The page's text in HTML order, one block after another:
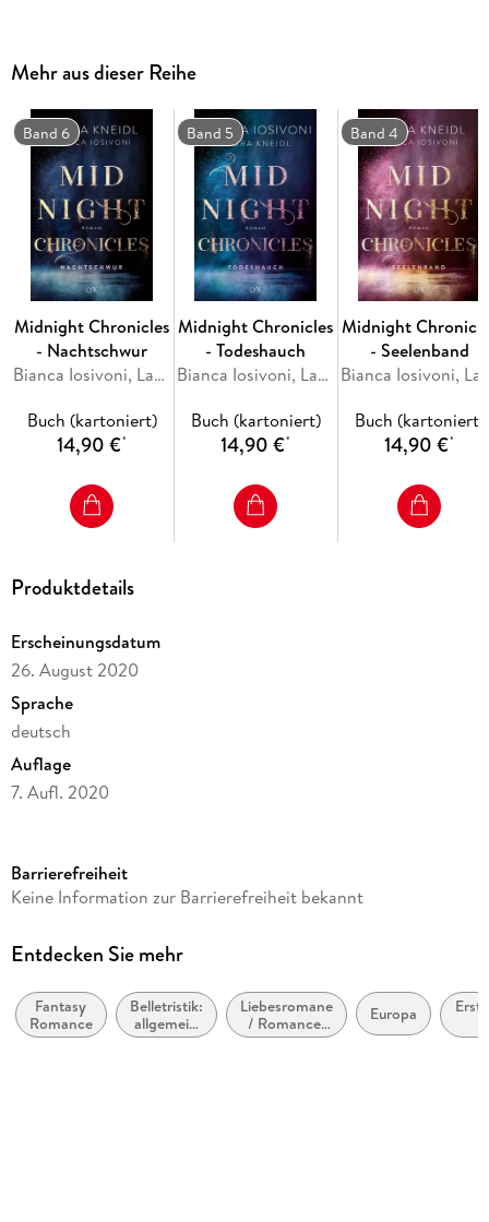
lässt." RED FAIRY BOOKS Band 1 der New-Adult-Fantasy-
Reihe von Bianca Iosivoni und Laura Kneidl
Mehr aus dieser Reihe
Band 6
Midnight Chronicles
- Nachtschwur
Bianca Iosivoni, Laura Kneidl
Buch (kartoniert)
14,90 €*
Band 5
Midnight Chronicles
- Todeshauch
Bianca Iosivoni, Laura Kneidl
Buch (kartoniert)
14,90 €*
Band 4
Midnight
- Seelenband
Buch (kartoniert)
14,90 €*
Produktdetails
Erscheinungsdatum
26. August 2020
Sprache
deutsch
Auflage
7. Aufl. 2020
Altersempfehlung
Reihe
Autor/Autorin
Bianca Iosivoni, Laura Kneidl
Barrierefreiheit
Keine Information zur Barrierefreiheit bekannt
Entdecken Sie mehr
Fantasy
Romance
Belletristik:
allgemein
und
Liebesromane
/ Romance:
Romantasy,
Europa